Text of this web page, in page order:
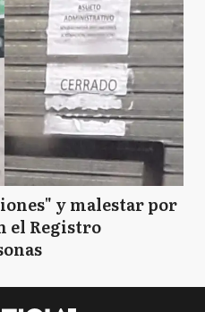
y malestar por
el Registro